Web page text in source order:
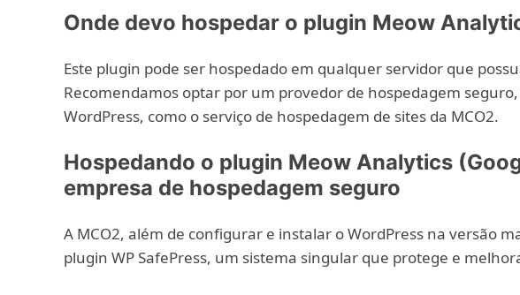
Onde devo hospedar o plugin Meow
Este plugin pode ser hospedado em qualquer servidor que
Recomendamos optar por um provedor de hospedagem
WordPress, como o serviço de hospedagem de sites da MCO2.
Hospedando o plugin Meow Analytics
empresa de hospedagem seguro
A MCO2, além de configurar e instalar o WordPress na versão
plugin WP SafePress, um sistema singular que protege e